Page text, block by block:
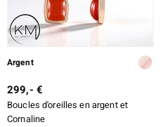
Argent
299,- €
Boucles d'oreilles en argent et
Cornaline